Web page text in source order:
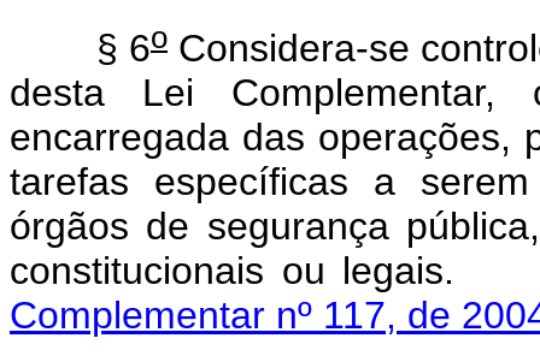
§ 6o Considera-se
desta Lei
encarregada das operações,
tarefas específicas a
órgãos de segurança
constitucionais
Complementar nº 117, de